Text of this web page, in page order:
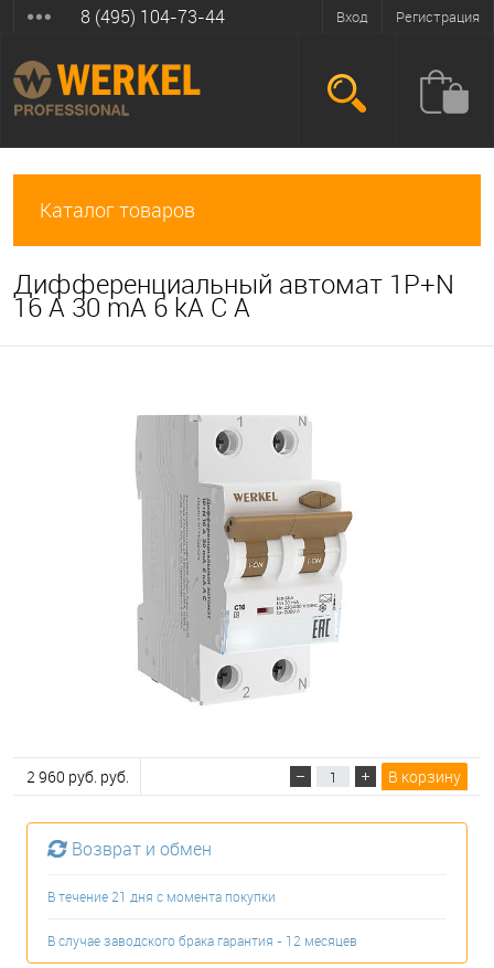
Вход Регистрация
8 (495) 104-73-44
Каталог товаров
Дифференциальный автомат 1P+N
16 A 30 mА 6 kА C A
2 960 руб. руб. В корзину
Возврат и обмен
В течение 21 дня с момента покупки
В случае заводского брака гарантия - 12 месяцев